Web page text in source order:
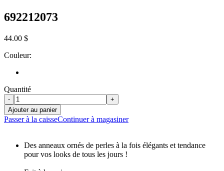
692212073
44.00 $
Couleur:
Quantité
-
+
Ajouter au panier
Passer à la caisseContinuer à magasiner
Des anneaux ornés de perles à la fois élégants et tendance
pour vos looks de tous les jours !